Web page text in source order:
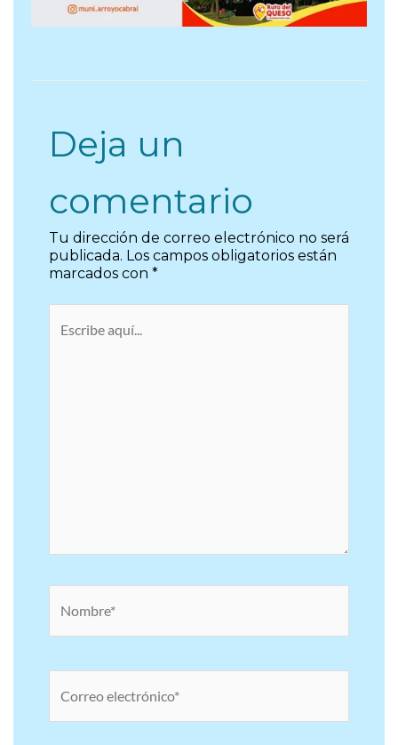
Deja un
comentario
Tu dirección de correo electrónico no será
publicada. Los campos obligatorios están
marcados con *
electrónico*